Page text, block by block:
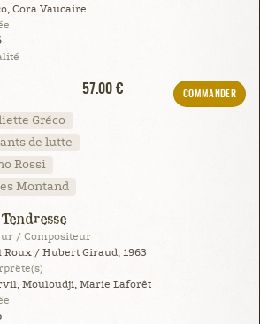
Cora Vaucaire
57.00 €
COMMANDER
Gréco
de lutte
Rossi
Montand
/ Compositeur
Roux / Hubert Giraud, 1963
Mouloudji, Marie Laforêt